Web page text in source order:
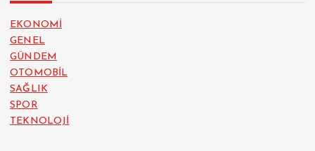
EKONOMİ
GENEL
GÜNDEM
OTOMOBİL
SAĞLIK
SPOR
TEKNOLOJİ